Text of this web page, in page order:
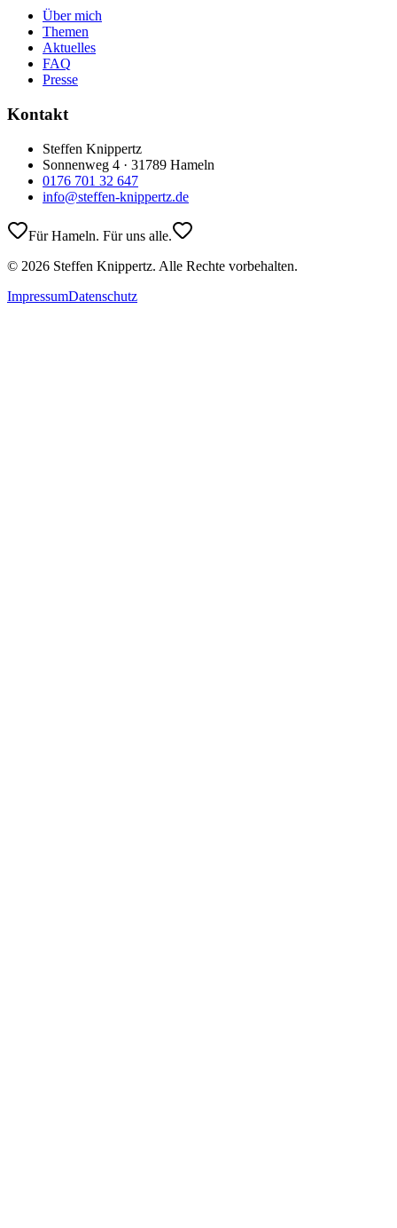
Über mich
Themen
Aktuelles
FAQ
Presse
Kontakt
Steffen Knippertz
Sonnenweg 4 · 31789 Hameln
0176 701 32 647
info@steffen-knippertz.de
Für Hameln. Für uns alle.
© 2026 Steffen Knippertz. Alle Rechte vorbehalten.
ImpressumDatenschutz